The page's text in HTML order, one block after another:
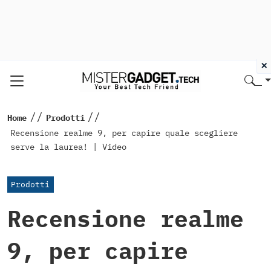
Home // Prodotti //
Recensione realme 9, per capire quale scegliere
serve la laurea! | Video
Prodotti
Recensione realme
9, per capire
×